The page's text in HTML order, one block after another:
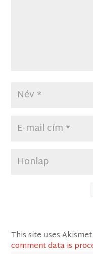
This site uses
comment data is